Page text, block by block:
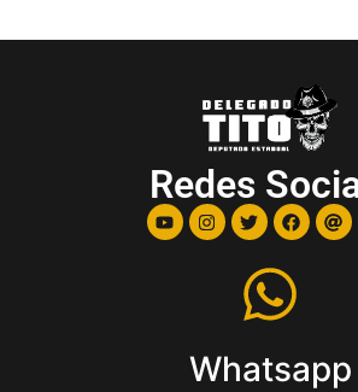
Redes
Whatsapp